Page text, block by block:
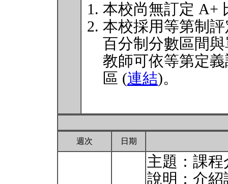
本校尚無訂定 A+
本校採用等第制
百分制分數區間
教師可依等第定
區 (連結)。
週次 日期
主題：課
說明：介